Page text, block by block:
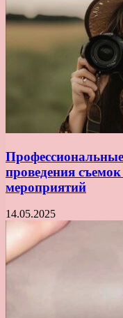
проведения
мероприятий
14.05.2025